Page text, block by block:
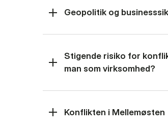
Geopolitik og
Stigende risiko for
man som virksomhed?
Konflikten i Mellemøsten